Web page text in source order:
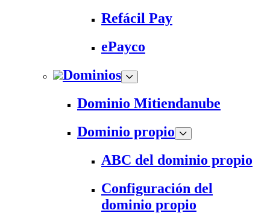
Refácil Pay
ePayco
Dominios
Dominio Mitiendanube
Dominio propio
ABC del dominio propio
Configuración del
dominio propio